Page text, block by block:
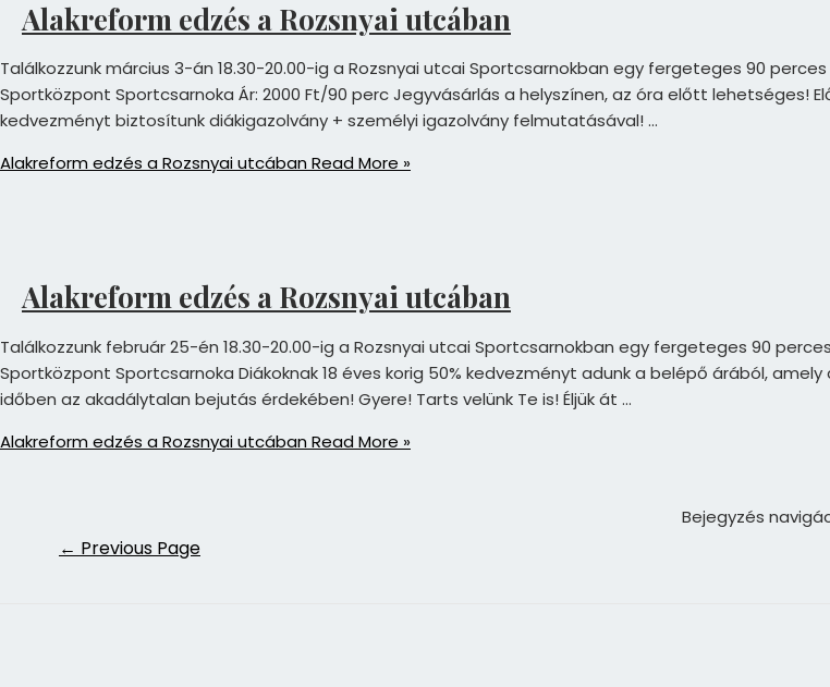
Alakreform edzés a Rozsnyai utcában
Találkozzunk március 3-án 18.30-20.00-ig a Rozsnyai utcai Sportcsarnokban egy fergeteges 90
Sportközpont Sportcsarnoka Ár: 2000 Ft/90 perc Jegyvásárlás a helyszínen, az óra előtt lehetséges!
kedvezményt biztosítunk diákigazolvány + személyi igazolvány felmutatásával! …
Alakreform edzés a Rozsnyai utcában Read More »
Alakreform edzés a Rozsnyai utcában
Találkozzunk február 25-én 18.30-20.00-ig a Rozsnyai utcai Sportcsarnokban egy fergeteges 90
Sportközpont Sportcsarnoka Diákoknak 18 éves korig 50% kedvezményt adunk a belépő árából,
időben az akadálytalan bejutás érdekében! Gyere! Tarts velünk Te is! Éljük át …
Alakreform edzés a Rozsnyai utcában Read More »
Bejegyzés
← Previous Page